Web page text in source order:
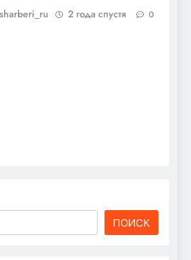
sharberi_ru 2 года спустя 0
ПОИСК